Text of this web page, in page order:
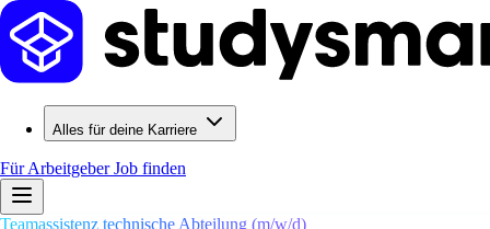
Alles für deine Karriere
Für ArbeitgeberJob finden
Teamassistenz technische Abteilung (m/w/d)